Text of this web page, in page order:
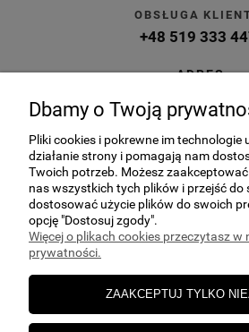
OBSŁUGA
+48 519 333
ADRES
Kujawski
E-MAIL
sklep@hgs24.pl
Dbamy o Twoją
Pliki cookies i pokrewne im
działanie strony i pomagają nam
Twoich potrzeb. Możesz
nas wszystkich tych plików i przejść do
dostosować użycie plików do swoich
opcję "Dostosuj zgody".
Więcej o plikach cookies przeczytasz w
prywatności.
ZAAKCEPTUJ TYLKO